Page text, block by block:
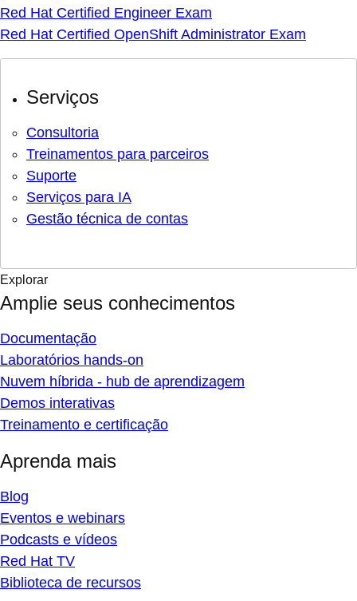
Red Hat Certified Engineer Exam
Red Hat Certified OpenShift Administrator Exam
Serviços
Consultoria
Treinamentos para parceiros
Suporte
Serviços para IA
Gestão técnica de contas
Explorar
Amplie seus conhecimentos
Documentação
Laboratórios hands-on
Nuvem híbrida - hub de aprendizagem
Demos interativas
Treinamento e certificação
Aprenda mais
Blog
Eventos e webinars
Podcasts e vídeos
Red Hat TV
Biblioteca de recursos